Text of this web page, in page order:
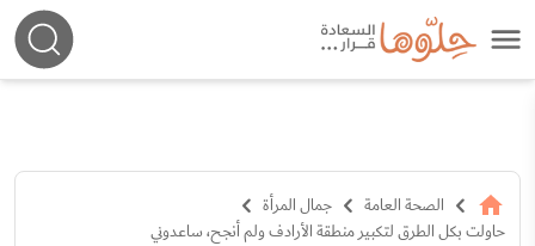
الصحة العامة
جمال المرأة
حاولت بكل الطرق لتكبير منطقة الأرادف ولم أنجح، ساعدوني